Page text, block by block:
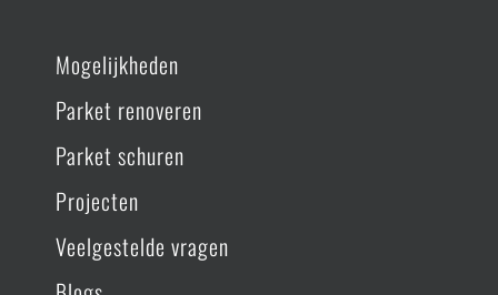
Mogelijkheden
Parket renoveren
Parket schuren
Projecten
Veelgestelde vragen